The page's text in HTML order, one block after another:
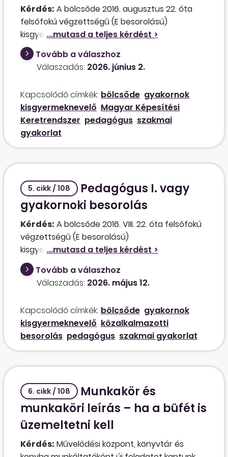
betöltéséhez?
Kérdés: A bölcsőde 2016. augusztus 22. óta
felsőfokú végzettségű (E besorolású)
kisgyermeknevelőként foglalkoztatja a
dolgozót. Főiskolai oklevelet szerzett
csecsemő- és kisgyermeknevelő szakon, így a
Púétv. alapján pedagógus-besorolásba tehető.
idő megállapításával, vagy a munkáltatónál
eltöltött közel 10 év szakmai gyakorlatra való
tekintettel sorolható Pedagógus I. fokozatba is?
Tovább a válaszhoz
Válaszadás: 2026. június 2.
Kapcsolódó címkék: bölcsőde gyakornok
kisgyermeknevelő Magyar Képesítési
Keretrendszer pedagógus szakmai
gyakorlat
5. cikk / 108
Pedagógus I. vagy
gyakornoki besorolás
Kérdés: A bölcsőde 2016. VIII. 22. óta felsőfokú
végzettségű (E besorolású)
kisgyermeknevelőként foglalkoztatja a
dolgozót. A dolgozó főiskolai oklevelet szerzett
csecsemő- és kisgyermeknevelő szakon, így a
Púétv. alapján pedagógusbesorolásba tehető.
idő megállapításával, vagy a munkáltatónál
eltöltött közel 10 év szakmai gyakorlatra való
tekintettel sorolható Pedagógus I. fokozatba is?
Tovább a válaszhoz
Válaszadás: 2026. május 12.
Kapcsolódó címkék: bölcsőde gyakornok
kisgyermeknevelő közalkalmazotti
besorolás pedagógus szakmai gyakorlat
6. cikk / 108
Munkakör és
munkaköri leírás – ha a büfét is
üzemeltetni kell
Kérdés: Művelődési központ, könyvtár és